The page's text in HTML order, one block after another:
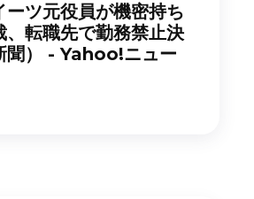
ーツ元役員が機密持ち
転職先で勤務禁止決
聞） - Yahoo!ニュー